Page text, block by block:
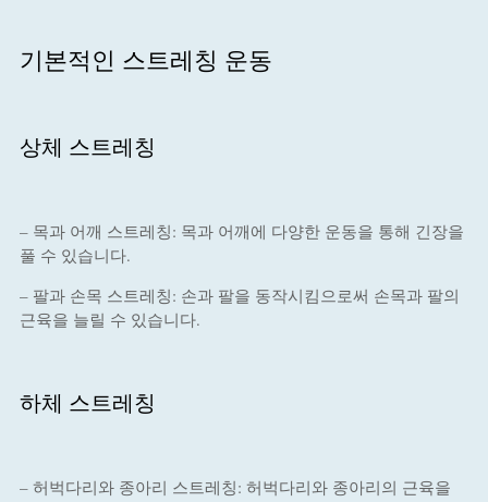
기본적인 스트레칭 운동
상체 스트레칭
– 목과 어깨 스트레칭: 목과 어깨에 다양한 운동을 통해 긴장을
풀 수 있습니다.
– 팔과 손목 스트레칭: 손과 팔을 동작시킴으로써 손목과 팔의
근육을 늘릴 수 있습니다.
하체 스트레칭
– 허벅다리와 종아리 스트레칭: 허벅다리와 종아리의 근육을